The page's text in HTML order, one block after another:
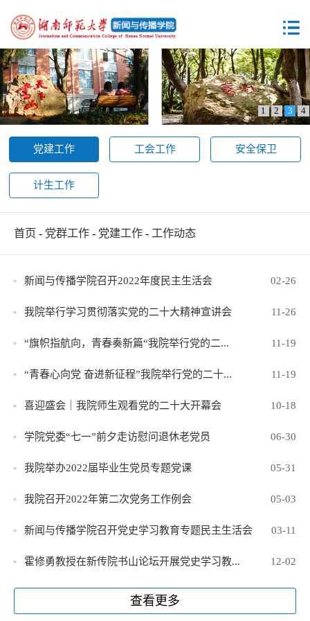
1 2 3 4
党建工作 工会工作 安全保卫
计生工作
首页 - 党群工作 - 党建工作 - 工作动态
02-26
新闻与传播学院召开2022年度民主生活会
11-26
我院举行学习贯彻落实党的二十大精神宣讲会
11-19
“旗帜指航向，青春奏新篇“我院举行党的二...
11-19
“青春心向党 奋进新征程”我院举行党的二十...
10-18
喜迎盛会｜我院师生观看党的二十大开幕会
06-30
学院党委“七一”前夕走访慰问退休老党员
05-31
我院举办2022届毕业生党员专题党课
05-03
我院召开2022年第二次党务工作例会
03-11
新闻与传播学院召开党史学习教育专题民主生活会
12-02
霍修勇教授在新传院书山论坛开展党史学习教...
查看更多